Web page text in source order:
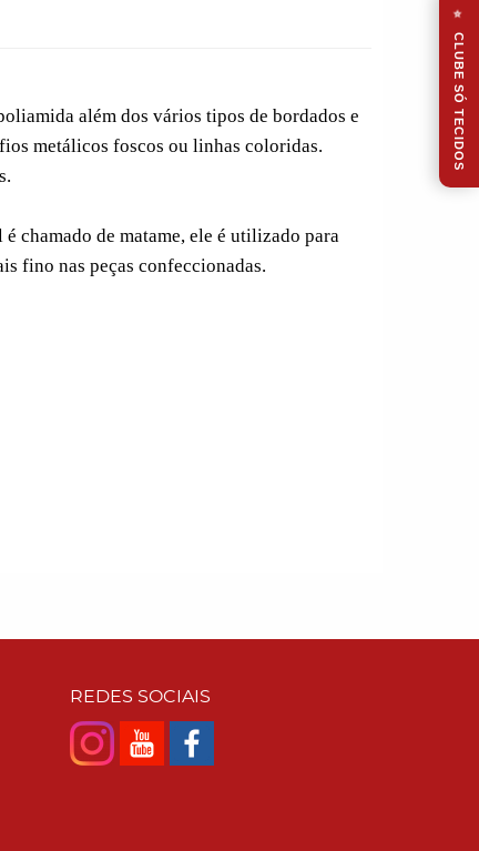
além dos vários tipos de bordados e
metálicos foscos ou linhas coloridas.
chamado de matame, ele é utilizado para
fino nas peças confeccionadas.
REDES SOCIAIS
⭐
CLUBE SÓ TECIDOS